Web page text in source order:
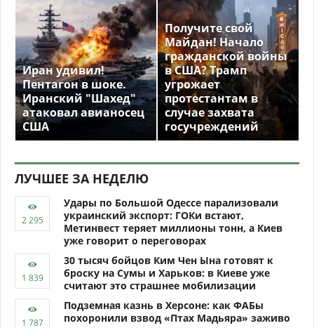
Иран удивил!
Пентагон в шоке.
Иранский "Шахед"
атаковал авианосец
США
Получите свой
Майдан! Начало
гражданской войны
в США? Трамп
угрожает
протестантам в
случае захвата
госучреждений
ЛУЧШЕЕ ЗА НЕДЕЛЮ
Удары по Большой Одессе парализовали
украинский экспорт: ГОКи встают,
Метинвест теряет миллионы тонн, а Киев
уже говорит о переговорах
30 тысяч бойцов Ким Чен Ына готовят к
броску на Сумы и Харьков: в Киеве уже
считают это страшнее мобилизации
Подземная казнь в Херсоне: как ФАБы
похоронили взвод «Птах Мадьяра» заживо